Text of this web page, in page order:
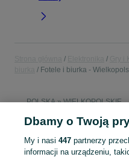
Fotele i biurka -
POLSKA » WIELKOPOLSKIE
Dbamy o Twoją
My i nasi 447partnerzy
informacji na urządzeniu,